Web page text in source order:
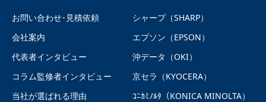
お問い合わせ･見積依頼
会社案内
代表者インタビュー
コラム監修者インタビュー
当社が選ばれる理由
シャープ（SHARP）
エプソン（EPSON）
沖データ（OKI）
京セラ（KYOCERA）
ｺﾆｶﾐﾉﾙﾀ（KONICA MINOLTA）